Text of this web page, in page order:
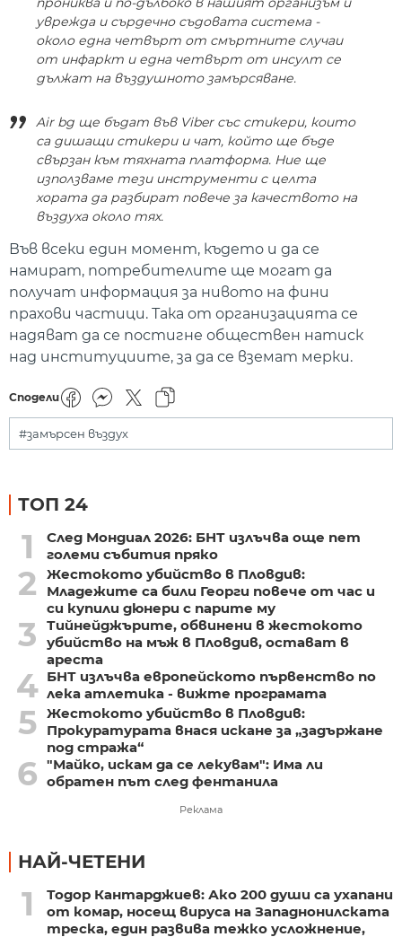
уврежда и сърдечно съдовата система -
около една четвърт от смъртните случаи
от инфаркт и една четвърт от инсулт се
дължат на въздушното замърсяване.
Air bg ще бъдат във Viber със стикери, които
са дишащи стикери и чат, който ще бъде
свързан към тяхната платформа. Ние ще
използваме тези инструменти с целта
хората да разбират повече за качеството на
въздуха около тях.
Във всеки един момент, където и да се
намират, потребителите ще могат да
получат информация за нивото на фини
прахови частици. Така от организацията се
надяват да се постигне обществен натиск
над институциите, за да се вземат мерки.
Сподели
#замърсен въздух
ТОП 24
1
След Мондиал 2026: БНТ излъчва още пет
големи събития пряко
2
Жестокото убийство в Пловдив:
Младежите са били Георги повече от час и
си купили дюнери с парите му
3
Тийнейджърите, обвинени в жестокото
убийство на мъж в Пловдив, остават в
ареста
4 БНТ излъчва европейското първенство по
лека атлетика - вижте програмата
5 Жестокото убийство в Пловдив:
Прокуратурата внася искане за „задържане
под стража“
6 "Майко, искам да се лекувам": Има ли
обратен път след фентанила
Реклама
НАЙ-ЧЕТЕНИ
1
Тодор Кантарджиев: Ако 200 души са ухапани
от комар, носещ вируса на Западнонилската
треска, един развива тежко усложнение,